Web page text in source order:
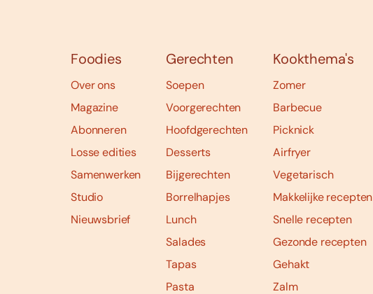
Foodies
Over ons
Magazine
Abonneren
Losse edities
Samenwerken
Studio
Nieuwsbrief
Gerechten
Soepen
Voorgerechten
Hoofdgerechten
Desserts
Bijgerechten
Borrelhapjes
Lunch
Salades
Tapas
Pasta
Kookthema's
Zomer
Barbecue
Picknick
Airfryer
Vegetarisch
Makkelijke recepten
Snelle recepten
Gezonde recepten
Gehakt
Zalm